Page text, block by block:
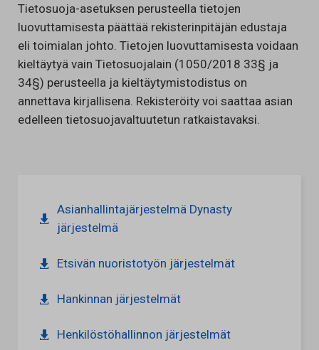
Tietosuoja-asetuksen perusteella tietojen
luovuttamisesta päättää rekisterinpitäjän edustaja
eli toimialan johto. Tietojen luovuttamisesta voidaan
kieltäytyä vain Tietosuojalain (1050/2018 33§ ja
34§) perusteella ja kieltäytymistodistus on
annettava kirjallisena. Rekisteröity voi saattaa asian
edelleen tietosuojavaltuutetun ratkaistavaksi.
Asianhallintajärjestelmä Dynasty
järjestelmä
Etsivän nuoristotyön järjestelmät
Hankinnan järjestelmät
Henkilöstöhallinnon järjestelmät